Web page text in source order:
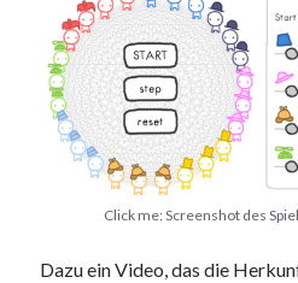
Click me: Screenshot des
Dazu ein Video, das die